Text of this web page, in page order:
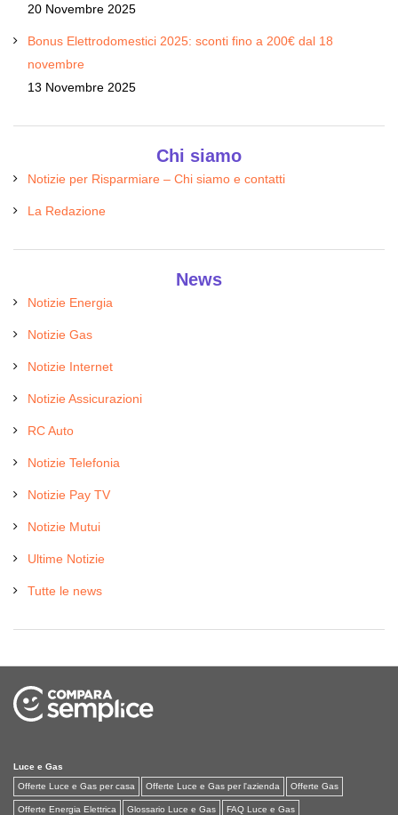
20 Novembre 2025
Bonus Elettrodomestici 2025: sconti fino a 200€ dal 18
novembre
13 Novembre 2025
Chi siamo
Notizie per Risparmiare – Chi siamo e contatti
La Redazione
News
Notizie Energia
Notizie Gas
Notizie Internet
Notizie Assicurazioni
RC Auto
Notizie Telefonia
Notizie Pay TV
Notizie Mutui
Ultime Notizie
Tutte le news
Luce e Gas
Offerte Luce e Gas per casa
Offerte Luce e Gas per l'azienda Offerte Gas
Offerte Energia Elettrica Glossario Luce e Gas FAQ Luce e Gas